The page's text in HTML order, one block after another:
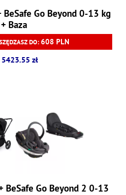
Go Beyond 0-13 kg
+ Baza
DO:608 PLN
zł
BeSafe Go Beyond 2 0-13